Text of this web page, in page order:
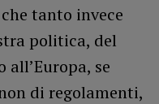
tanto invece
politica, del
all’Europa, se
di regolamenti,